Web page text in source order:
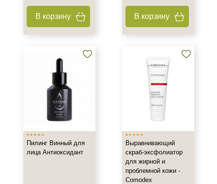
ПроцедураВ корзину В корзину
Пилинг Винный для
лица Антиоксидант
Выравнивающий
скраб-эксфолиатор
для жирной и
проблемной кожи -
Comodex